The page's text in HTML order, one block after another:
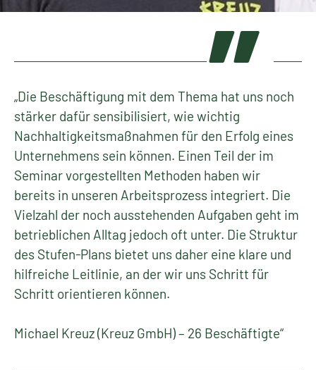
„Die Beschäftigung mit dem Thema hat uns noch
stärker dafür sensibilisiert, wie wichtig
Nachhaltigkeitsmaßnahmen für den Erfolg eines
Unternehmens sein können. Einen Teil der im
Seminar vorgestellten Methoden haben wir
bereits in unseren Arbeitsprozess integriert. Die
Vielzahl der noch ausstehenden Aufgaben geht im
betrieblichen Alltag jedoch oft unter. Die Struktur
des Stufen-Plans bietet uns daher eine klare und
hilfreiche Leitlinie, an der wir uns Schritt für
Schritt orientieren können.
Michael Kreuz (Kreuz GmbH) – 26 Beschäftigte“